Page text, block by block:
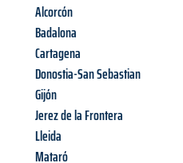
Alcorcón
Badalona
Cartagena
Donostia-San Sebastian
Gijón
Jerez de la Frontera
Lleida
Mataró